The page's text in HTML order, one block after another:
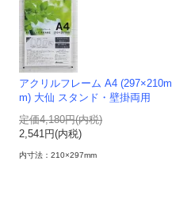
アクリルフレーム A4 (297×210m
m) 大仙 スタンド・壁掛両用
定価4,180円(内税)
2,541円(内税)
内寸法：210×297mm